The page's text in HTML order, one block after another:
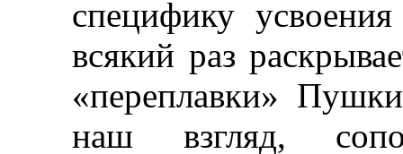
специфику
всякий раз
«переплавки»
наш взгляд,